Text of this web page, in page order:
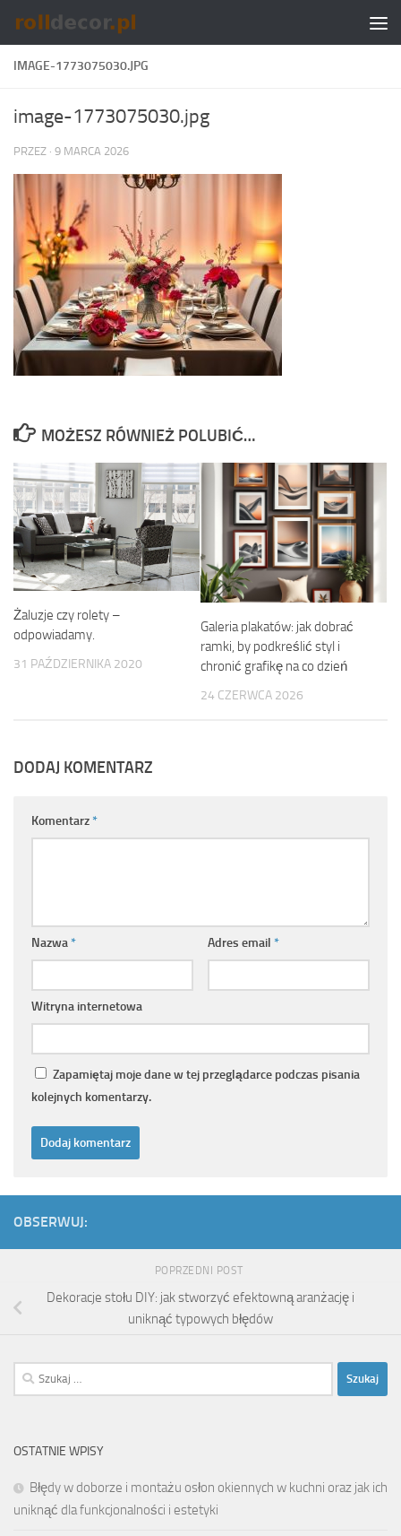
Skip to content
IMAGE-1773075030.JPG
image-1773075030.jpg
PRZEZ · 9 MARCA 2026
MOŻESZ RÓWNIEŻ POLUBIĆ…
Żaluzje czy rolety –
odpowiadamy.
31 PAŹDZIERNIKA 2020
Galeria plakatów: jak dobrać
ramki, by podkreślić styl i
chronić grafikę na co dzień
24 CZERWCA 2026
DODAJ KOMENTARZ
Komentarz*
Nazwa* Adres email *
Witryna internetowa
Zapamiętaj moje dane w tej przeglądarce podczas pisania
kolejnych komentarzy.
OBSERWUJ:
POPRZEDNI POST
Dekoracje stołu DIY: jak stworzyć efektowną aranżację i
uniknąć typowych błędów
Szukaj:
OSTATNIE WPISY
Błędy w doborze i montażu osłon okiennych w kuchni oraz jak ich
uniknąć dla funkcjonalności i estetyki